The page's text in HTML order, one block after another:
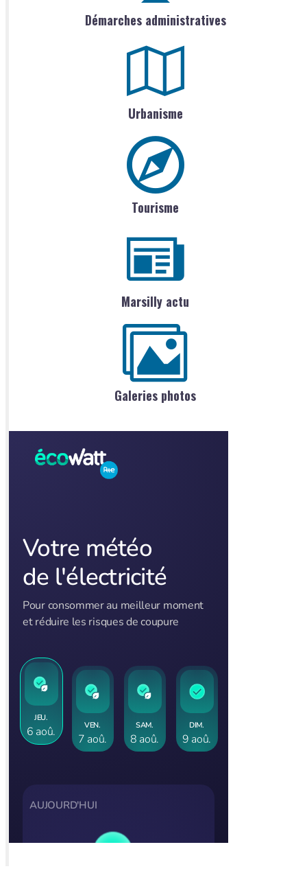
Démarches administratives
Urbanisme
Tourisme
Marsilly actu
Galeries photos